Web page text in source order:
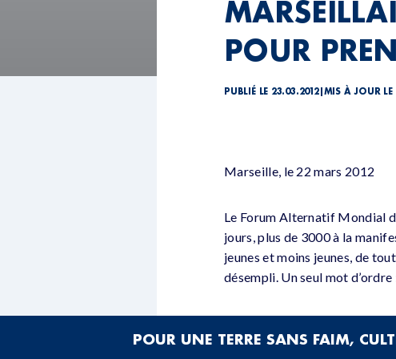
POUR
PUBLIÉ LE 23.03.2012| MIS À JOUR LE
Marseille, le 22 mars 2012
Le Forum Alternatif Mondial
jours, plus de 3000 à la
jeunes et moins jeunes, de
désempli. Un seul mot
société civile est très
POUR UNE TERRE SANS FAIM,